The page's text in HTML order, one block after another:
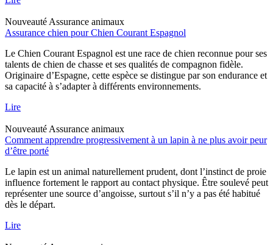
Nouveauté Assurance animaux
Assurance chien pour Chien Courant Espagnol
Le Chien Courant Espagnol est une race de chien reconnue pour ses
talents de chien de chasse et ses qualités de compagnon fidèle.
Originaire d’Espagne, cette espèce se distingue par son endurance et
sa capacité à s’adapter à différents environnements.
Lire
Nouveauté Assurance animaux
Comment apprendre progressivement à un lapin à ne plus avoir peur
d’être porté
Le lapin est un animal naturellement prudent, dont l’instinct de proie
influence fortement le rapport au contact physique. Être soulevé peut
représenter une source d’angoisse, surtout s’il n’y a pas été habitué
dès le départ.
Lire